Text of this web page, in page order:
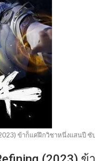
ข้าก็แค่ฝึกวิชาหนึ่งแสนปี ซั